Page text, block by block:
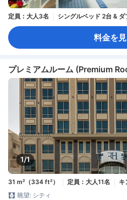
定員：大人3名 シングルベッド 2台 &
料金を
プレミアムルーム (Premium
1/1
31 m²（334 ft²） 定員：大人11名
キ
眺望: シティ